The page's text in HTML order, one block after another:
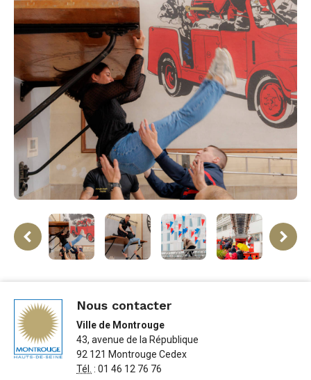
Nous contacter
Ville de Montrouge
43, avenue de la République
92 121 Montrouge Cedex
Tél.
: 01 46 12 76 76